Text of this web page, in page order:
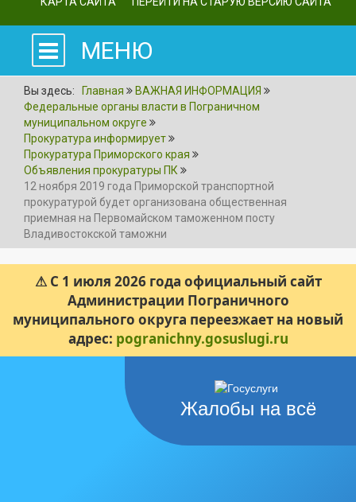
МЕНЮ
Вы здесь: Главная
ВАЖНАЯ ИНФОРМАЦИЯ
Федеральные органы власти в Пограничном
муниципальном округе
Прокуратура информирует
Прокуратура Приморского края
Объявления прокуратуры ПК
12 ноября 2019 года Приморской транспортной
прокуратурой будет организована общественная
приемная на Первомайском таможенном посту
Владивостокской таможни
⚠ С 1 июля 2026 года официальный сайт
Администрации Пограничного
муниципального округа переезжает на новый
адрес: pogranichny.gosuslugi.ru
Жалобы на всё